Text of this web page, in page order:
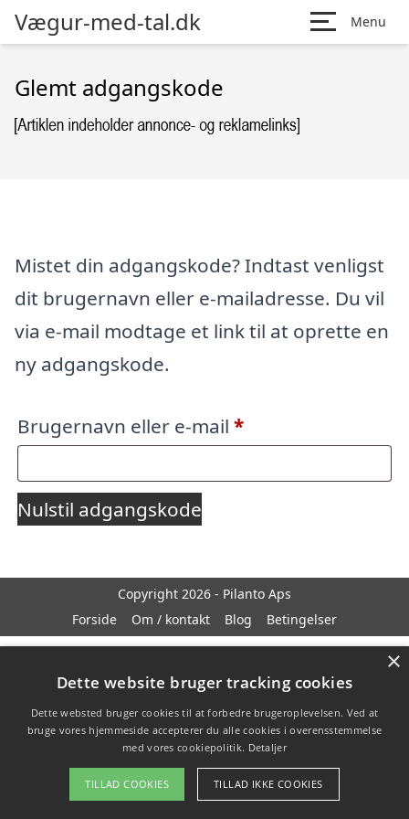
Vægur-med-tal.dk Menu
Glemt adgangskode
Mistet din adgangskode? Indtast venligst
dit brugernavn eller e-mailadresse. Du vil
via e-mail modtage et link til at oprette en
ny adgangskode.
Brugernavn eller e-mail *Påkrævet
Nulstil adgangskode
Copyright 2026 - Pilanto Aps
Forside
Om / kontakt Blog Betingelser
×
Dette website bruger tracking cookies
Dette websted bruger cookies til at forbedre brugeroplevelsen. Ved at
bruge vores hjemmeside accepterer du alle cookies i overensstemmelse
med vores cookiepolitik. Detaljer
TILLAD COOKIES TILLAD IKKE COOKIES